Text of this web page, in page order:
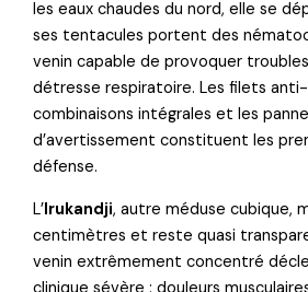
les eaux chaudes du nord, elle se
ses tentacules portent des
venin capable de provoquer
détresse respiratoire. Les filets
combinaisons intégrales et les
d’avertissement constituent les
défense.
L’Irukandji, autre méduse cubique,
centimètres et reste quasi
venin extrêmement concentré
clinique sévère : douleurs